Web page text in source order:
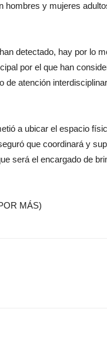
hombres y mujeres
detectado, hay por lo
por el que han
de atención
a ubicar el espacio
que coordinará y
será el encargado de
MÁS)